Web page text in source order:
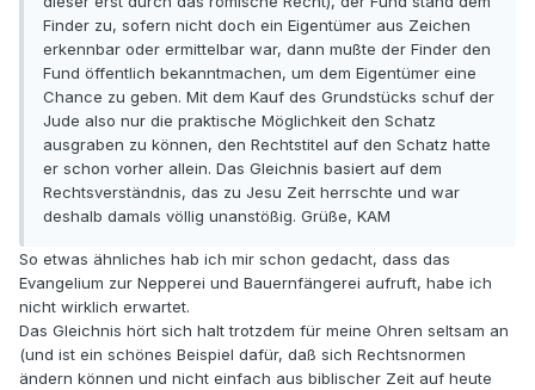
Finder zu, sofern nicht doch ein Eigentümer aus Zeichen
erkennbar oder ermittelbar war, dann mußte der Finder den
Fund öffentlich bekanntmachen, um dem Eigentümer eine
Chance zu geben. Mit dem Kauf des Grundstücks schuf der
Jude also nur die praktische Möglichkeit den Schatz
ausgraben zu können, den Rechtstitel auf den Schatz hatte
er schon vorher allein. Das Gleichnis basiert auf dem
Rechtsverständnis, das zu Jesu Zeit herrschte und war
deshalb damals völlig unanstößig. Grüße, KAM
So etwas ähnliches hab ich mir schon gedacht, dass das
Evangelium zur Nepperei und Bauernfängerei aufruft, habe ich
nicht wirklich erwartet.
Das Gleichnis hört sich halt trotzdem für meine Ohren seltsam an
(und ist ein schönes Beispiel dafür, daß sich Rechtsnormen
ändern können und nicht einfach aus biblischer Zeit auf heute